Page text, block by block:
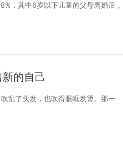
，其中6岁以下儿童的父母离婚后，
的自己
乱了头发，也吹得眼眶发烫。那一